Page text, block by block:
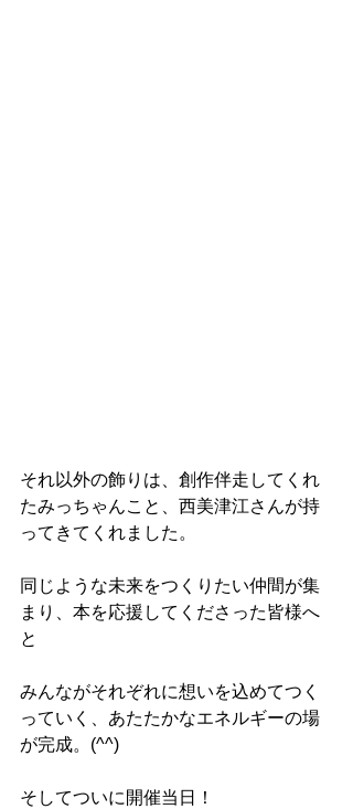
それ以外の飾りは、創作伴走してくれ
たみっちゃんこと、西美津江さんが持
ってきてくれました。
同じような未来をつくりたい仲間が集
まり、本を応援してくださった皆様へ
と
みんながそれぞれに想いを込めてつく
っていく、あたたかなエネルギーの場
が完成。(^^)
そしてついに開催当日！